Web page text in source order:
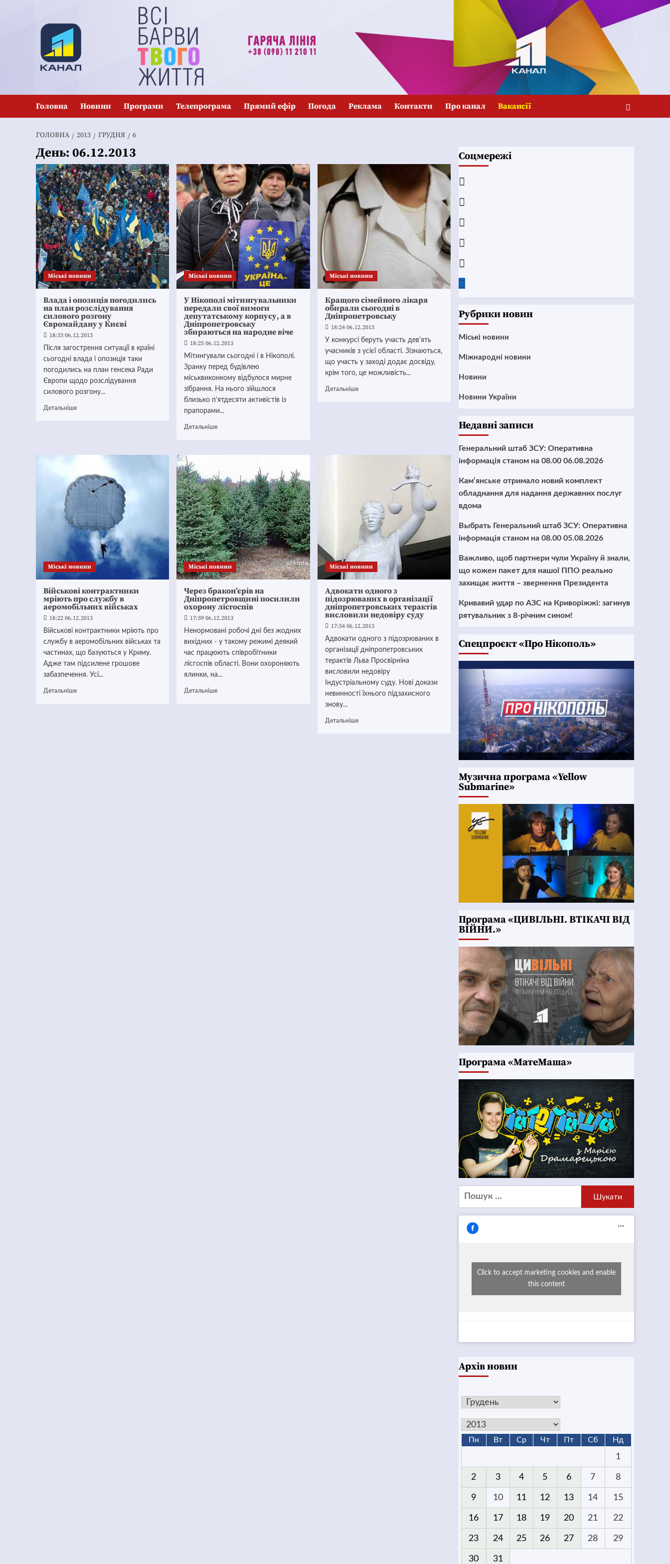
Головна Новини Програми Телепрограма Прямий ефір Погода Реклама Контакти Про канал Вакансії
ГОЛОВНА 2013 ГРУДНЯ 6
День: 06.12.2013
Mіські новини
Влада і опозиція погодились
на план розслідування
силового розгону
Євромайдану у Києві
18:33 06.12.2013
Після загострення ситуації в країні
сьогодні влада і опозиція таки
погодились на план генсека Ради
Європи щодо розслідування
силового розгону...
Детальніше
Mіські новини
У Нікополі мітингувальники
передали свої вимоги
депутатському корпусу, а в
Дніпропетровську
збираються на народне віче
18:25 06.12.2013
Мітингували сьогодні і в Нікополі.
Зранку перед будівлею
міськвиконкому відбулося мирне
зібрання. На нього зійшлося
близько п’ятдесяти активістів із
прапорами...
Детальніше
Mіські новини
Кращого сімейного лікаря
обирали сьогодні в
Дніпропетровську
18:24 06.12.2013
У конкурсі беруть участь дев'ять
учасників з усієї області. Зізнаються,
що участь у заході додає досвіду,
крім того, це можливість...
Детальніше
Mіські новини
Військові контрактники
мріють про службу в
аеромобільних військах
18:22 06.12.2013
Військові контрактники мріють про
службу в аеромобільних військах та
частинах, що базуються у Криму.
Адже там підсилене грошове
забазпечення. Усі...
Детальніше
Mіські новини
Через бракон’єрів на
Дніпропетровщині посилили
охорону лісгоспів
17:59 06.12.2013
Ненормовані робочі дні без жодних
вихідних - у такому режимі деякий
час працюють співробітники
лісгоспів області. Вони охороняють
ялинки, на...
Детальніше
Mіські новини
Адвокати одного з
підозрюваних в організації
дніпропетровських терактів
висловили недовіру суду
17:54 06.12.2013
Адвокати одного з підозрюваних в
організації дніпропетровських
терактів Льва Просвірніна
висловили недовіру
Індустріальному суду. Нові докази
невинності їхнього підзахисного
знову...
Детальніше
Соцмережі
Рубрики новин
Mіські новини
Міжнародні новини
Новини
Новини України
Недавні записи
Генеральний штаб ЗСУ: Оперативна
інформація станом на 08.00 06.08.2026
Кам’янське отримало новий комплект
обладнання для надання державних послуг
вдома
Выбрать Генеральний штаб ЗСУ: Оперативна
інформація станом на 08.00 05.08.2026
Важливо, щоб партнери чули Україну й знали,
що кожен пакет для нашої ППО реально
захищає життя – звернення Президента
Кривавий удар по АЗС на Криворіжжі: загинув
рятувальник з 8-річним сином!
Cпецпроєкт «Про Нікополь»
Музична програма «Yellow
Submarine»
Програма «ЦИВІЛЬНІ. ВТІКАЧІ ВІД
ВІЙНИ.»
Програма «МатеМаша»
Пошук:
Click to accept marketing cookies and enable
this content
Архів новин
Пн Вт Ср Чт Пт Сб Нд
1
2 3 4 5 6 7 8
9 10 11 12 13 14 15
16 17 18 19 20 21 22
23 24 25 26 27 28 29
30 31